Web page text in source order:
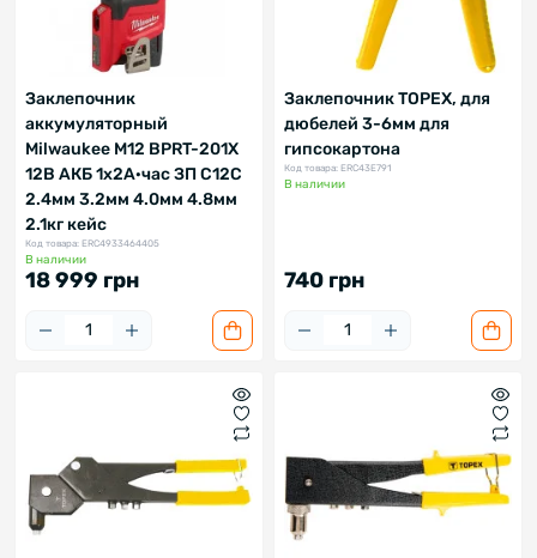
Заклепочник
аккумуляторный
Milwaukee M12 BPRT-201X
12В АКБ 1x2А·час ЗП C12C
2.4мм 3.2мм 4.0мм 4.8мм
2.1кг кейс
Код товара: ERC4933464405
В наличии
18 999 грн
Заклепочник TOPEX, для
дюбелей 3-6мм для
гипсокартона
Код товара: ERC43E791
В наличии
740 грн